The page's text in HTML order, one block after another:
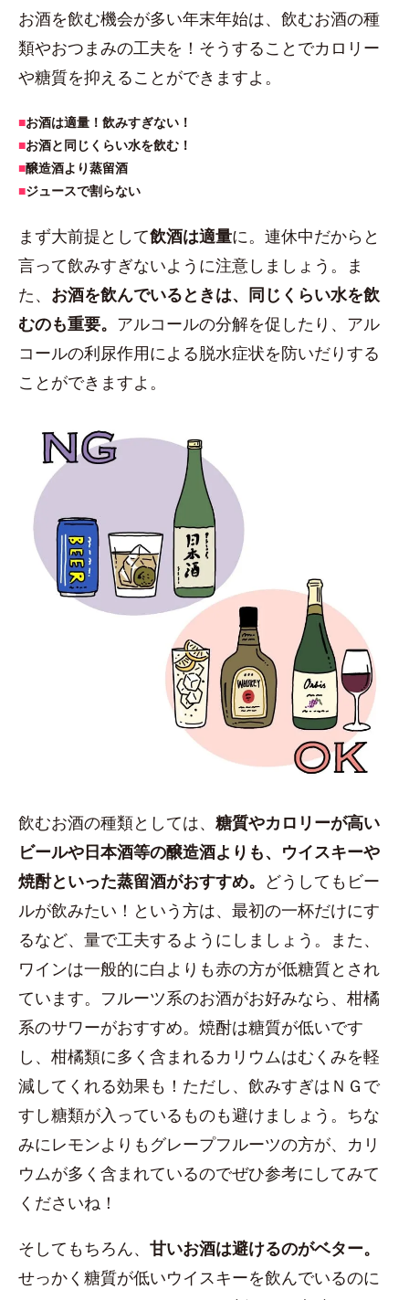
お酒を飲む機会が多い年末年始は、飲むお酒の種
類やおつまみの工夫を！そうすることでカロリー
や糖質を抑えることができますよ。
■お酒は適量！飲みすぎない！
■お酒と同じくらい水を飲む！
■醸造酒より蒸留酒
■ジュースで割らない
まず大前提として飲酒は適量に。連休中だからと
言って飲みすぎないように注意しましょう。ま
た、 お酒を飲んでいるときは、同じくらい水を飲
むのも重要。 アルコールの分解を促したり、アル
コールの利尿作用による脱水症状を防いだりする
ことができますよ。
飲むお酒の種類としては、 糖質やカロリーが高い
ビールや日本酒等の醸造酒よりも、ウイスキーや
焼酎といった蒸留酒がおすすめ。 どうしてもビー
ルが飲みたい！という方は、最初の一杯だけにす
るなど、量で工夫するようにしましょう。また、
ワインは一般的に白よりも赤の方が低糖質とされ
ています。フルーツ系のお酒がお好みなら、柑橘
系のサワーがおすすめ。焼酎は糖質が低いです
し、柑橘類に多く含まれるカリウムはむくみを軽
減してくれる効果も！ただし、飲みすぎはＮＧで
すし糖類が入っているものも避けましょう。ちな
みにレモンよりもグレープフルーツの方が、カリ
ウムが多く含まれているのでぜひ参考にしてみて
くださいね！
そしてもちろん、 甘いお酒は避けるのがベター。
せっかく糖質が低いウイスキーを飲んでいるのに